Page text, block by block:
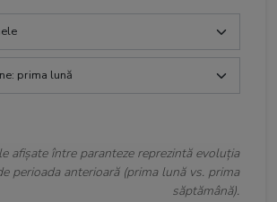
afișate între paranteze reprezintă evoluția
perioada anterioară (prima lună vs. prima
săptămână).